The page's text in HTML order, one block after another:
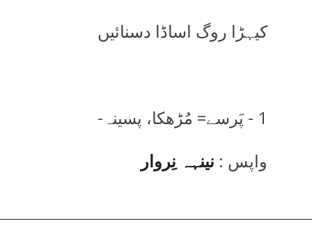
کیہڑا روگ اساڈا دسنائیں
1 - پَرسے= مُڑھکا، پسینہ-
واپس : نینہہ نِروار